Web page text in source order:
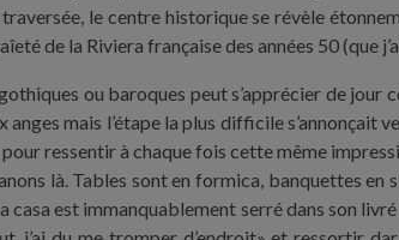
le centre historique se révèle
de la Riviera française des années 50 (que
ou baroques peut s’apprécier de jour
mais l’étape la plus difficile
ressentir à chaque fois cette même
là. Tables sont en formica, banquettes en
est immanquablement serré dans son